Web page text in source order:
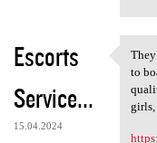
Escorts
Service...
15.04.2024
to
girls,